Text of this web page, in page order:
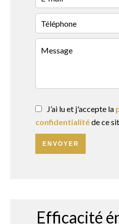
J’ai lu et j'accepte la
confidentialitéde ce
ENVOYER
Efficacité